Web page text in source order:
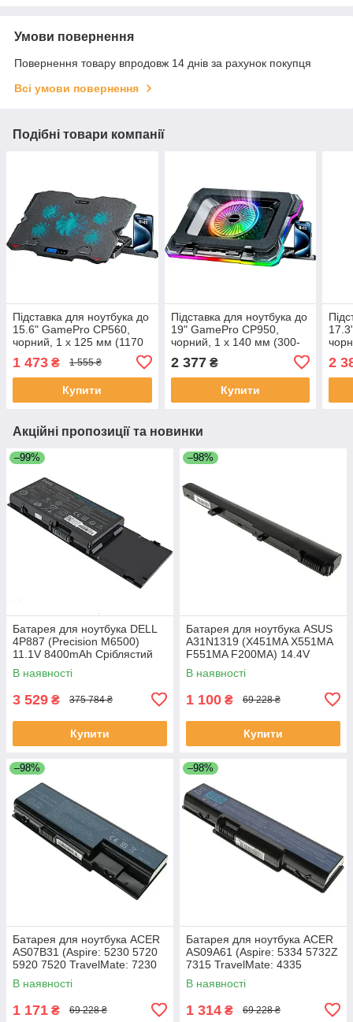
Умови повернення
Повернення товару впродовж 14 днів за рахунок покупця
Всі умови повернення
Подібні товари компанії
Підставка для ноутбука до
15.6" GamePro CP560,
чорний, 1 x 125 мм (1170
об/хв) + 4 x 60 мм (3200
об/хв), LCD екран, 5 рівнів
1 473 ₴ 1 555 ₴
Купити
Підставка для ноутбука до
19" GamePro CP950,
чорний, 1 x 140 мм (300-
підкладка, RGB
підсвічування, LCD
2 377₴
Купити
2
Акційні пропозиції та новинки
–99%
Батарея для ноутбука DELL
4P887 (Precision M6500)
11.1V 8400mAh Сріблястий
В наявності
3 529 ₴ 375 784 ₴
Купити
–98%
Батарея для ноутбука ASUS
A31N1319 (X451MA X551MA
F551MA F200MA) 14.4V
2200mAh Чорний
В наявності
1 100 ₴ 69 228 ₴
Купити
–98%
Батарея для ноутбука ACER
AS07B31 (Aspire: 5230 5720
5920 7520 TravelMate: 7230
7530 7730) 11.1V 4400mAh
Чорний
В наявності
1 171 ₴ 69 228 ₴
–98%
Батарея для ноутбука ACER
AS09A61 (Aspire: 5334 5732Z
7315 TravelMate: 4335
Gateway: ID56 ID58 NV52
NV53 NV54 NV56 NV58
В наявності
1 314 ₴ 69 228 ₴